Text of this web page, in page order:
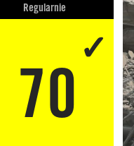
Regularnie
70